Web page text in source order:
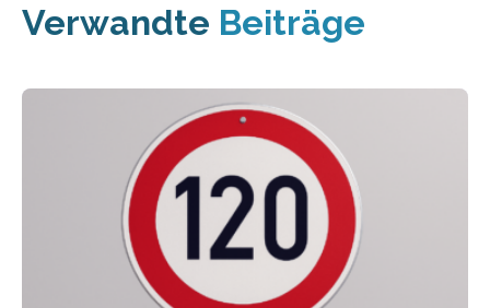
Verwandte Beiträge